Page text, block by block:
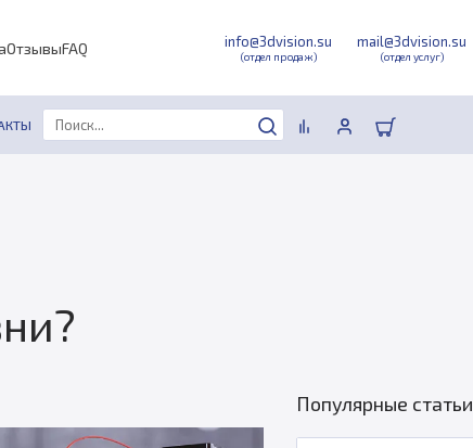
ОтзывыFAQ info@3dvision.su
(отдел продаж)
mail@3dvision.su
(отдел услуг)
Популярные статьи